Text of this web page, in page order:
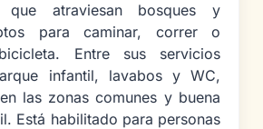
que atraviesan bosques y
para caminar, correr o
Entre sus servicios
infantil, lavabos y WC,
las zonas comunes y buena
Está habilitado para personas